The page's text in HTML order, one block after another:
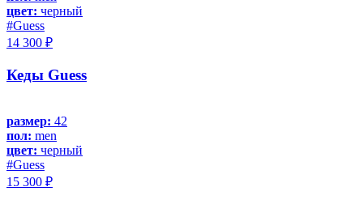
цвет: черный
#Guess
14 300 ₽
Кеды Guess
размер: 42
пол: men
цвет: черный
#Guess
15 300 ₽